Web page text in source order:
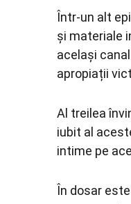
Într-un alt
și materiale
același
apropiații
Al treilea
iubit al
intime pe
În dosar